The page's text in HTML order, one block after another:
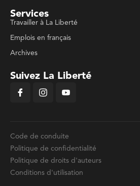
Services
Travailler à La Liberté
Emplois en français
Archives
Suivez La Liberté
Code de conduite
Politique de confidentialité
Politique de droits d'auteurs
Conditions d'utilisation